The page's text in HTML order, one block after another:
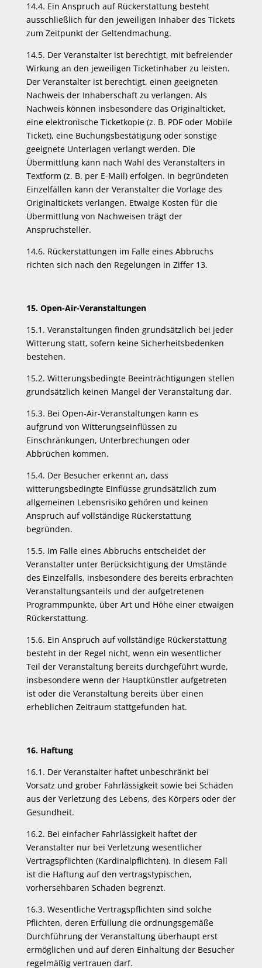
14.4. Ein Anspruch auf Rückerstattung besteht
ausschließlich für den jeweiligen Inhaber des Tickets
zum Zeitpunkt der Geltendmachung.
14.5. Der Veranstalter ist berechtigt, mit befreiender
Wirkung an den jeweiligen Ticketinhaber zu leisten.
Der Veranstalter ist berechtigt, einen geeigneten
Nachweis der Inhaberschaft zu verlangen. Als
Nachweis können insbesondere das Originalticket,
eine elektronische Ticketkopie (z. B. PDF oder Mobile
Ticket), eine Buchungsbestätigung oder sonstige
geeignete Unterlagen verlangt werden. Die
Übermittlung kann nach Wahl des Veranstalters in
Textform (z. B. per E-Mail) erfolgen. In begründeten
Einzelfällen kann der Veranstalter die Vorlage des
Originaltickets verlangen. Etwaige Kosten für die
Übermittlung von Nachweisen trägt der
Anspruchsteller.
14.6. Rückerstattungen im Falle eines Abbruchs
richten sich nach den Regelungen in Ziffer 13.
15. Open-Air-Veranstaltungen
15.1. Veranstaltungen finden grundsätzlich bei jeder
Witterung statt, sofern keine Sicherheitsbedenken
bestehen.
15.2. Witterungsbedingte Beeinträchtigungen stellen
grundsätzlich keinen Mangel der Veranstaltung dar.
15.3. Bei Open-Air-Veranstaltungen kann es
aufgrund von Witterungseinflüssen zu
Einschränkungen, Unterbrechungen oder
Abbrüchen kommen.
15.4. Der Besucher erkennt an, dass
witterungsbedingte Einflüsse grundsätzlich zum
allgemeinen Lebensrisiko gehören und keinen
Anspruch auf vollständige Rückerstattung
begründen.
15.5. Im Falle eines Abbruchs entscheidet der
Veranstalter unter Berücksichtigung der Umstände
des Einzelfalls, insbesondere des bereits erbrachten
Veranstaltungsanteils und der aufgetretenen
Programmpunkte, über Art und Höhe einer etwaigen
Rückerstattung.
15.6. Ein Anspruch auf vollständige Rückerstattung
besteht in der Regel nicht, wenn ein wesentlicher
Teil der Veranstaltung bereits durchgeführt wurde,
insbesondere wenn der Hauptkünstler aufgetreten
ist oder die Veranstaltung bereits über einen
erheblichen Zeitraum stattgefunden hat.
16. Haftung
16.1. Der Veranstalter haftet unbeschränkt bei
Vorsatz und grober Fahrlässigkeit sowie bei Schäden
aus der Verletzung des Lebens, des Körpers oder der
Gesundheit.
16.2. Bei einfacher Fahrlässigkeit haftet der
Veranstalter nur bei Verletzung wesentlicher
Vertragspflichten (Kardinalpflichten). In diesem Fall
ist die Haftung auf den vertragstypischen,
vorhersehbaren Schaden begrenzt.
16.3. Wesentliche Vertragspflichten sind solche
Pflichten, deren Erfüllung die ordnungsgemäße
Durchführung der Veranstaltung überhaupt erst
ermöglichen und auf deren Einhaltung der Besucher
regelmäßig vertrauen darf.